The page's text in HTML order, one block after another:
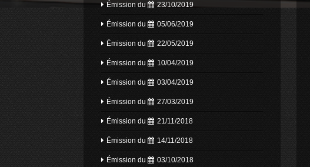
Émission du 23/10/2019
Émission du 05/06/2019
Émission du 22/05/2019
Émission du 10/04/2019
Émission du 03/04/2019
Émission du 27/03/2019
Émission du 21/11/2018
Émission du 14/11/2018
Émission du 03/10/2018